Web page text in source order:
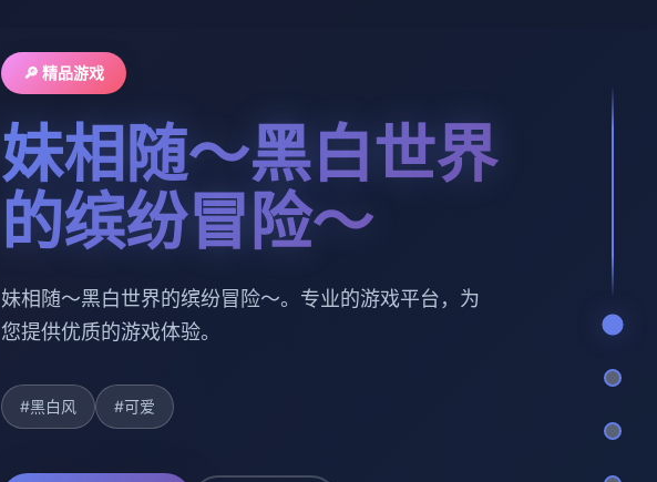
🔎 精品游戏
妹相随～黑白世界
的缤纷冒险～
妹相随～黑白世界的缤纷冒险～。专业的游戏平台，为
您提供优质的游戏体验。
#黑白风 #可爱